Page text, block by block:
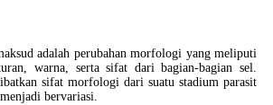
adalah perubahan morfologi yang meliputi
warna, serta sifat dari bagian-bagian sel.
sifat morfologi dari suatu stadium parasit
bervariasi.